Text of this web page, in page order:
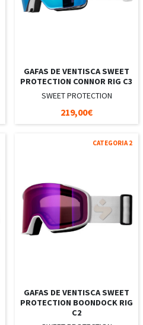
GAFAS DE VENTISCA SWEET
PROTECTION CONNOR RIG C3
SWEET PROTECTION
219,00€
CATEGORIA 2
GAFAS DE VENTISCA SWEET
PROTECTION BOONDOCK RIG
C2